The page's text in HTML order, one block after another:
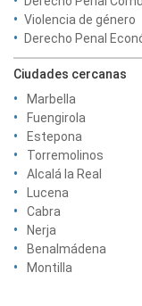
Violencia de género
Derecho Penal
Ciudades cercanas
Marbella
Fuengirola
Estepona
Torremolinos
Alcalá la Real
Lucena
Cabra
Nerja
Benalmádena
Montilla